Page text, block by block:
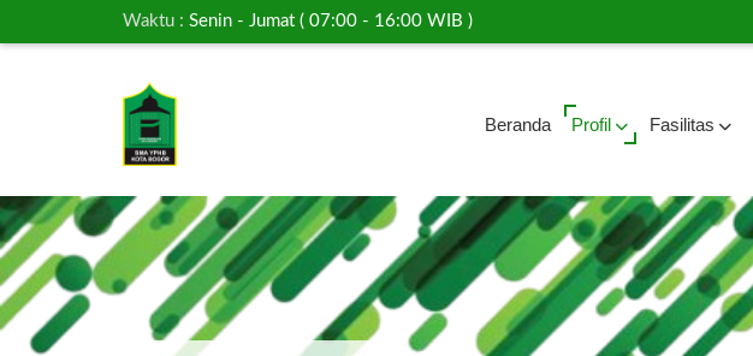
Waktu : Senin - Jumat ( 07:00 - 16:00 WIB )
Beranda Profil Fasilitas